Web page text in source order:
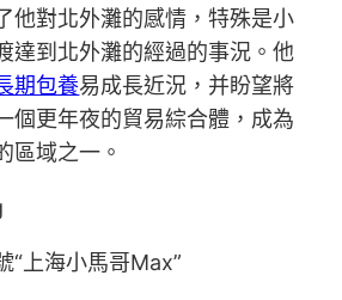
他對北外灘的感情，特殊是小
達到北外灘的經過的事況。他
期包養易成長近況，并盼望將
個更年夜的貿易綜合體，成為
區域之一。
“上海小馬哥Max”